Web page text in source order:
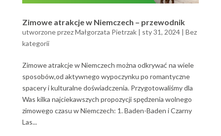
Zimowe atrakcje w Niemczech – przewodnik
utworzone przezMałgorzata Pietrzak| sty 31, 2024| Bez
kategorii
Zimowe atrakcje w Niemczech można odkrywać na wiele
sposobów,od aktywnego wypoczynku po romantyczne
spacery i kulturalne doświadczenia. Przygotowaliśmy dla
Was kilka najciekawszych propozycji spędzenia wolnego
zimowego czasu w Niemczech: 1. Baden-Baden i Czarny
Las...